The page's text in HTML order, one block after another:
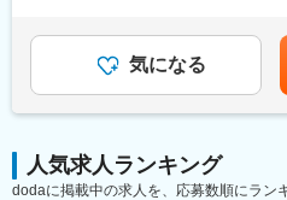
境が整っております。また「
部門）」に認定されるなどワ
す。
変更の範囲：会社の定める業務
- リスクアセスメントを通じて
- 年次／四半期ベースでの監査
- 監査報告書の作成および改善提
月）■その他固定手当：固定残
～74,300円を支給。超過した
賃金はあくまでも目安の金額で
性があります。月給(月額)は固
気になる
人気求人ランキング
dodaに掲載中の求人を、応募数順にラン